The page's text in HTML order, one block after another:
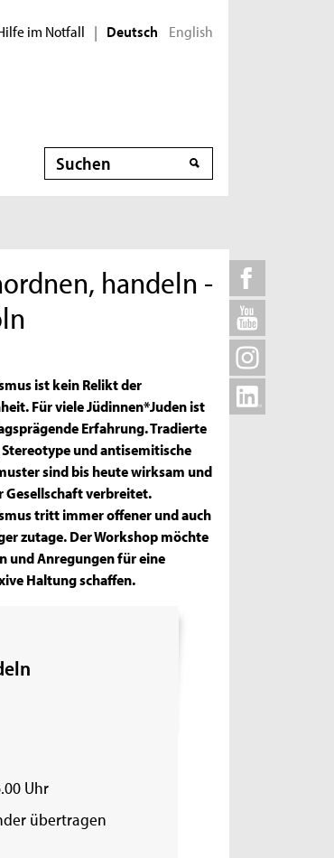
im Notfall | Deutsch English
Suche
handeln -
ist kein Relikt der
Für viele Jüdinnen*Juden ist
Erfahrung. Tradierte
und antisemitische
sind bis heute wirksam und
Gesellschaft verbreitet.
tritt immer offener und auch
zutage. Der Workshop möchte
und Anregungen für eine
Haltung schaffen.
Uhr
übertragen